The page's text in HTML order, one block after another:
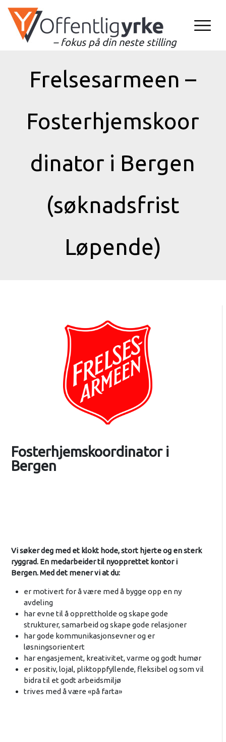
– fokus på din neste stilling
Frelsesarmeen –
Fosterhjemskoor
dinator i Bergen
(søknadsfrist
Løpende)
Fosterhjemskoordinator i
Bergen
Vi søker deg med et klokt hode, stort hjerte og en sterk
ryggrad. En medarbeider til nyopprettet kontor i
Bergen. Med det mener vi at du:
er motivert for å være med å bygge opp en ny
avdeling
har evne til å opprettholde og skape gode
strukturer, samarbeid og skape gode relasjoner
har gode kommunikasjonsevner og er
løsningsorientert
har engasjement, kreativitet, varme og godt humør
er positiv, lojal, pliktoppfyllende, fleksibel og som vil
bidra til et godt arbeidsmiljø
trives med å være «på farta»